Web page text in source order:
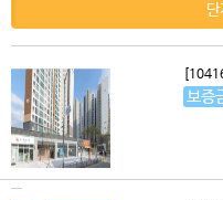
보증